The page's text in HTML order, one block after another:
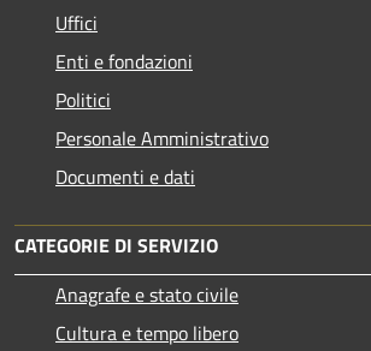
Uffici
Enti e fondazioni
Politici
Personale Amministrativo
Documenti e dati
CATEGORIE DI SERVIZIO
Anagrafe e stato civile
Cultura e tempo libero